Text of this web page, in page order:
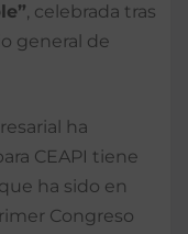
, celebrada tras
general de
ha
CEAPI tiene
ha sido en
Congreso